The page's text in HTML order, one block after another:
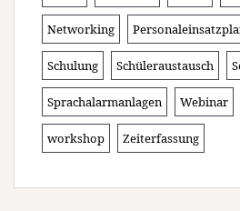
Networking
Schulung Schüleraustausch
Sprachalarmanlagen Webinar
workshop Zeiterfassung